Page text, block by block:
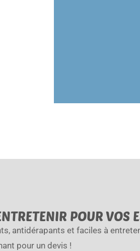
POUR VOS
antidérapants et faciles à
pour un devis !